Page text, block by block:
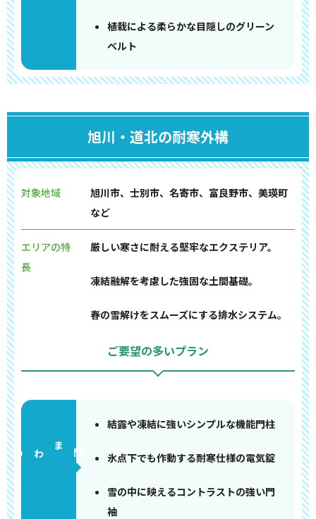
植栽による柔らかな目隠しのグリーン
ベルト
旭川・道北の耐寒外構
対象地域
旭川市、士別市、名寄市、富良野市、美瑛町
など
エリアの特
長
厳しい寒さに耐える堅牢なエクステリア。
凍結融解を考慮した強固な土間基礎。
春の雪解けをスムーズにする排水システム。
ご要望の多いプラン
門まわり
結露や凍結に強いシンプルな機能門柱
氷点下でも作動する耐寒仕様の電気錠
雪の中に映えるコントラストの強い門
袖